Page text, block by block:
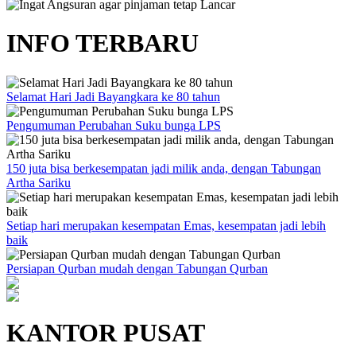
INFO TERBARU
Selamat Hari Jadi Bayangkara ke 80 tahun
Pengumuman Perubahan Suku bunga LPS
150 juta bisa berkesempatan jadi milik anda, dengan Tabungan
Artha Sariku
Setiap hari merupakan kesempatan Emas, kesempatan jadi lebih
baik
Persiapan Qurban mudah dengan Tabungan Qurban
KANTOR PUSAT